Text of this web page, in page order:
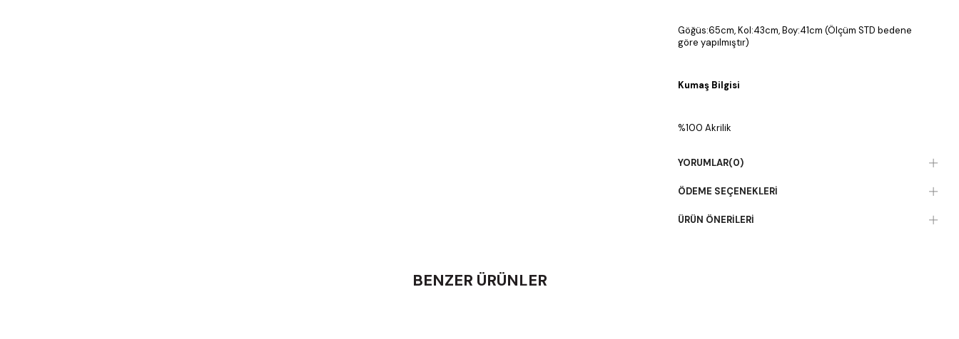
Göğüs:65cm, Kol:43cm, Boy:41cm (Ölçüm STD bedene
göre yapılmıştır)
Kumaş Bilgisi
%100 Akrilik
YORUMLAR(0)
ÖDEME SEÇENEKLERI
ÜRÜN ÖNERILERI
BENZER ÜRÜNLER